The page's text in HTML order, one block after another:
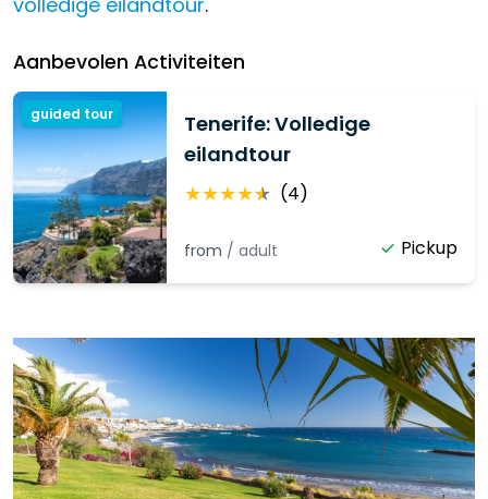
Aanbevolen Activiteiten
guided tour
Tenerife: Volledige
eilandtour
★★★★★ (4)
from /adult Pickup